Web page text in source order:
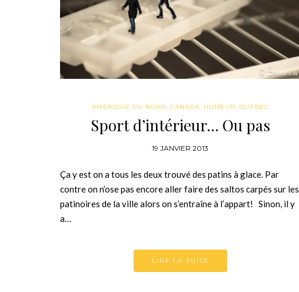
AMÉRIQUE DU NORD, CANADA, HUMEUR, QUÉBEC
Sport d’intérieur… Ou pas
19 JANVIER 2013
Ça y est on a tous les deux trouvé des patins à glace. Par
contre on n’ose pas encore aller faire des saltos carpés sur les
patinoires de la ville alors on s’entraîne à l’appart! Sinon, il y
a…
LIRE LA SUITE